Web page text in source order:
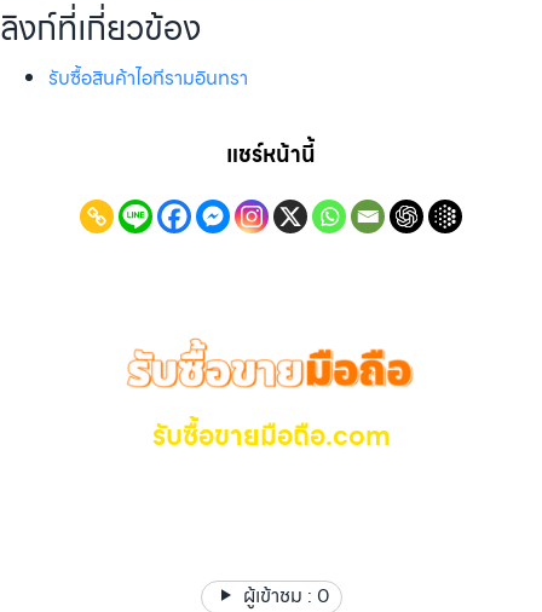
ลิงก์ที่เกี่ยวข้อง
รับซื้อสินค้าไอทีรามอินทรา
แชร์หน้านี้
รับซื้อขายมือถือ.com
ผู้เข้าชม : 0